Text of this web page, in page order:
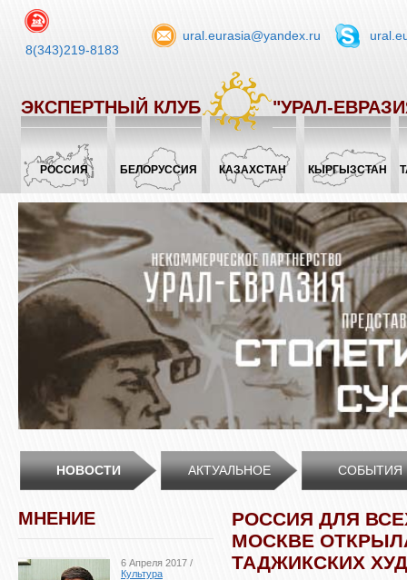
8(343)219-8183
ural.eurasia@yandex.ru
ЭКСПЕРТНЫЙ КЛУБ "УРАЛ-
РОССИЯ БЕЛОРУССИЯ КАЗАХСТАН КЫРГЫЗСТАН
НОВОСТИ АКТУАЛЬНОЕ СОБЫТИЯ
МНЕНИЕ
6 Апреля 2017 /
Культура
РОССИЯ ДЛЯ
МОСКВЕ
ТАДЖИКСКИХ